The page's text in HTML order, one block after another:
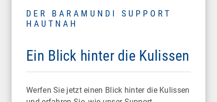
Ein Blick hinter die Kulissen
DER BARAMUNDI SUPPORT
HAUTNAH
Werfen Sie jetzt einen Blick hinter die Kulissen